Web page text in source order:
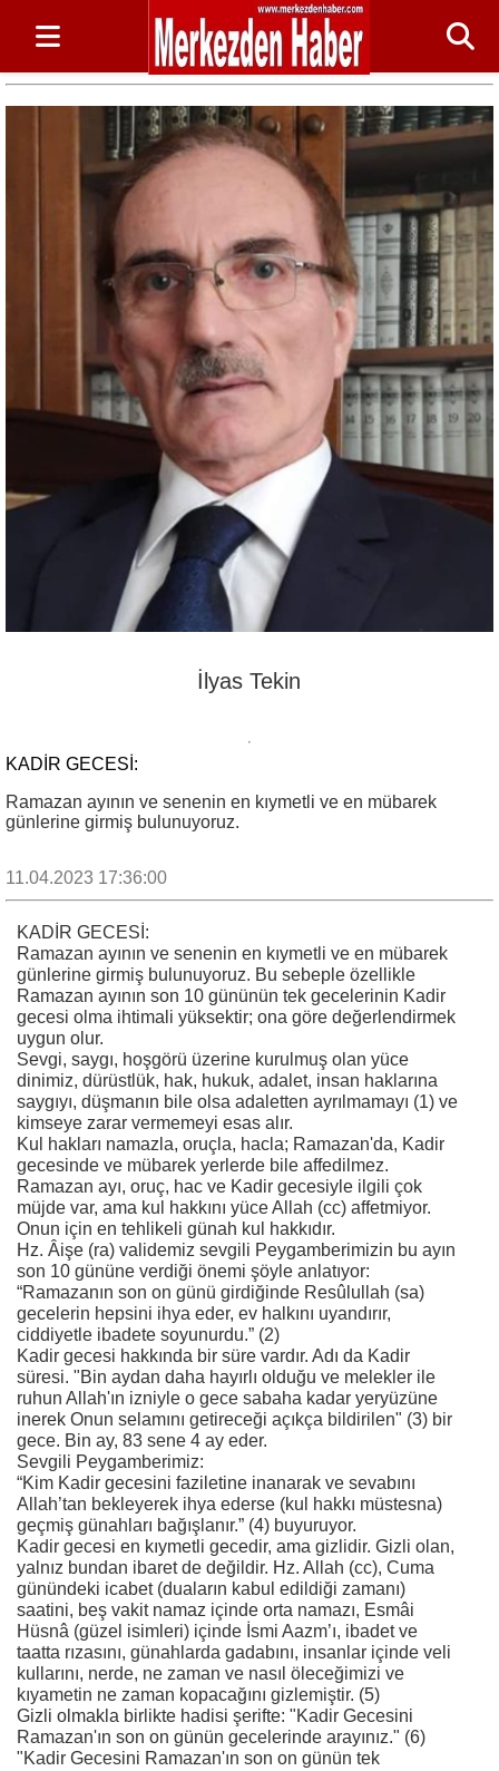
İlyas Tekin
KADİR GECESİ:
Ramazan ayının ve senenin en kıymetli ve en mübarek
günlerine girmiş bulunuyoruz.
11.04.2023 17:36:00
KADİR GECESİ:
Ramazan ayının ve senenin en kıymetli ve en mübarek
günlerine girmiş bulunuyoruz. Bu sebeple özellikle
Ramazan ayının son 10 gününün tek gecelerinin Kadir
gecesi olma ihtimali yüksektir; ona göre değerlendirmek
uygun olur.
Sevgi, saygı, hoşgörü üzerine kurulmuş olan yüce
dinimiz, dürüstlük, hak, hukuk, adalet, insan haklarına
saygıyı, düşmanın bile olsa adaletten ayrılmamayı (1) ve
kimseye zarar vermemeyi esas alır.
Kul hakları namazla, oruçla, hacla; Ramazan'da, Kadir
gecesinde ve mübarek yerlerde bile affedilmez.
Ramazan ayı, oruç, hac ve Kadir gecesiyle ilgili çok
müjde var, ama kul hakkını yüce Allah (cc) affetmiyor.
Onun için en tehlikeli günah kul hakkıdır.
Hz. Âişe (ra) validemiz sevgili Peygamberimizin bu ayın
son 10 gününe verdiği önemi şöyle anlatıyor:
“Ramazanın son on günü girdiğinde Resûlullah (sa)
gecelerin hepsini ihya eder, ev halkını uyandırır,
ciddiyetle ibadete soyunurdu.” (2)
Kadir gecesi hakkında bir süre vardır. Adı da Kadir
süresi. "Bin aydan daha hayırlı olduğu ve melekler ile
ruhun Allah'ın izniyle o gece sabaha kadar yeryüzüne
inerek Onun selamını getireceği açıkça bildirilen" (3) bir
gece. Bin ay, 83 sene 4 ay eder.
Sevgili Peygamberimiz:
“Kim Kadir gecesini faziletine inanarak ve sevabını
Allah’tan bekleyerek ihya ederse (kul hakkı müstesna)
geçmiş günahları bağışlanır.” (4) buyuruyor.
Kadir gecesi en kıymetli gecedir, ama gizlidir. Gizli olan,
yalnız bundan ibaret de değildir. Hz. Allah (cc), Cuma
günündeki icabet (duaların kabul edildiği zamanı)
saatini, beş vakit namaz içinde orta namazı, Esmâi
Hüsnâ (güzel isimleri) içinde İsmi Aazm’ı, ibadet ve
taatta rızasını, günahlarda gadabını, insanlar içinde veli
kullarını, nerde, ne zaman ve nasıl öleceğimizi ve
kıyametin ne zaman kopacağını gizlemiştir. (5)
Gizli olmakla birlikte hadisi şerifte: "Kadir Gecesini
Ramazan'ın son on günün gecelerinde arayınız." (6)
"Kadir Gecesini Ramazan'ın son on günün tek